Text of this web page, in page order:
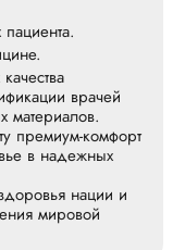
врачей
материалов.
премиум-комфорт
в надежных
нации и
мировой